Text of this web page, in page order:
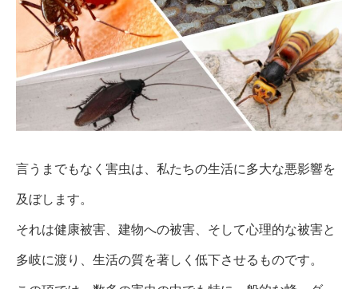
言うまでもなく害虫は、私たちの生活に多大な悪影響を
及ぼします。
それは健康被害、建物への被害、そして心理的な被害と
多岐に渡り、生活の質を著しく低下させるものです。